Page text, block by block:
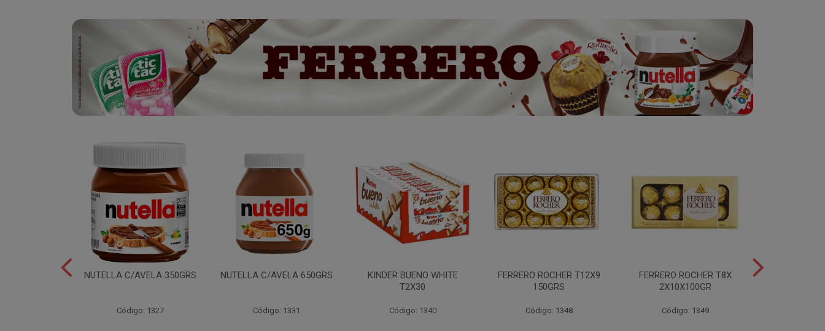
NUTELLA C/AVELA 350GRS
Código: 1327
NUTELLA C/AVELA 650GRS
Código: 1331
KINDER BUENO WHITE
T2X30
Código: 1340
FERRERO ROCHER T12X9
150GRS
Código: 1348
FERRERO ROCHER T8X
2X10X100GR
Código: 1349